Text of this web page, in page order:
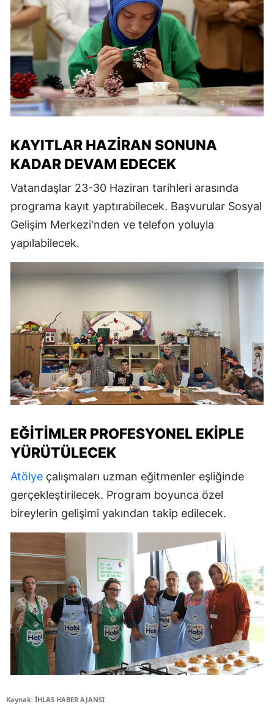
KAYITLAR HAZIRAN SONUNA
KADAR DEVAM EDECEK
Vatandaşlar 23-30 Haziran tarihleri arasında
programa kayıt yaptırabilecek. Başvurular Sosyal
Gelişim Merkezi'nden ve telefon yoluyla
yapılabilecek.
EĞITIMLER PROFESYONEL EKIPLE
YÜRÜTÜLECEK
Atölye çalışmaları uzman eğitmenler eşliğinde
gerçekleştirilecek. Program boyunca özel
bireylerin gelişimi yakından takip edilecek.
Kaynak: İHLAS HABER AJANSI